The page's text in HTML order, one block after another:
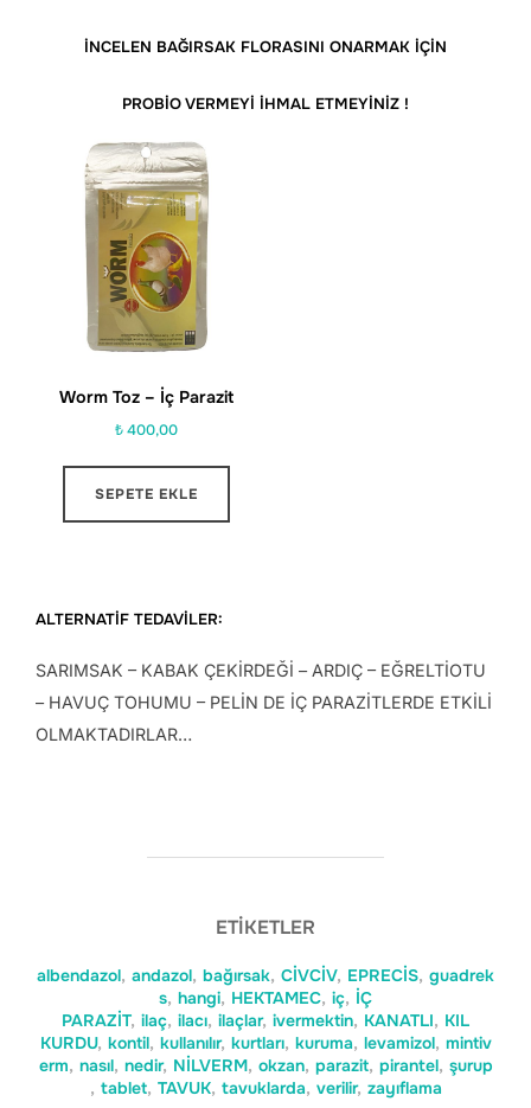
İNCELEN BAĞIRSAK FLORASINI ONARMAK İÇİN
PROBİO VERMEYİ İHMAL ETMEYİNİZ !
Worm Toz – İç Parazit
₺400,00
SEPETE EKLE
ALTERNATİF TEDAVİLER:
SARIMSAK – KABAK ÇEKİRDEĞİ – ARDIÇ – EĞRELTİOTU
– HAVUÇ TOHUMU – PELİN DE İÇ PARAZİTLERDE ETKİLİ
OLMAKTADIRLAR…
ETIKETLER
albendazol, andazol, bağırsak, CİVCİV, EPRECİS, guadrek
s, hangi, HEKTAMEC, iç, İÇ
PARAZİT, ilaç, ilacı, ilaçlar, ivermektin, KANATLI, KIL
KURDU, kontil, kullanılır, kurtları, kuruma, levamizol, mintiv
erm, nasıl, nedir, NİLVERM, okzan, parazit, pirantel, şurup
, tablet, TAVUK, tavuklarda, verilir, zayıflama